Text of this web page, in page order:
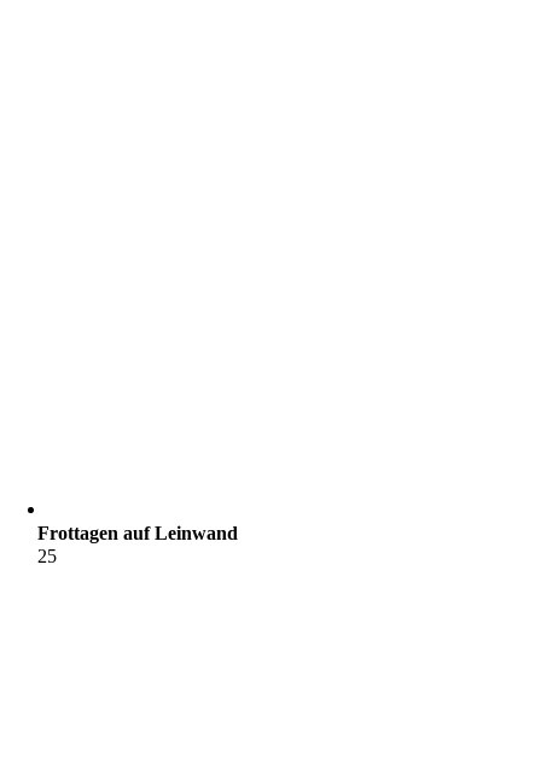
Frottagen auf Leinwand
25